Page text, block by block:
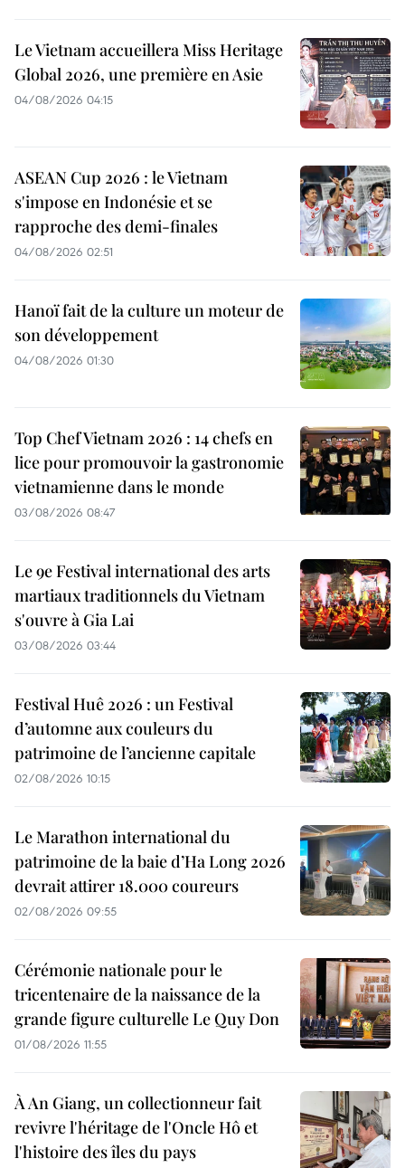
Le Vietnam accueillera Miss Heritage
Global 2026, une première en Asie
04/08/2026 04:15
ASEAN Cup 2026 : le Vietnam
s'impose en Indonésie et se
rapproche des demi-finales
04/08/2026 02:51
Hanoï fait de la culture un moteur de
son développement
04/08/2026 01:30
Top Chef Vietnam 2026 : 14 chefs en
lice pour promouvoir la gastronomie
vietnamienne dans le monde
03/08/2026 08:47
Le 9e Festival international des arts
martiaux traditionnels du Vietnam
s'ouvre à Gia Lai
03/08/2026 03:44
Festival Huê 2026 : un Festival
d’automne aux couleurs du
patrimoine de l’ancienne capitale
02/08/2026 10:15
Le Marathon international du
patrimoine de la baie d’Ha Long 2026
devrait attirer 18.000 coureurs
02/08/2026 09:55
Cérémonie nationale pour le
tricentenaire de la naissance de la
grande figure culturelle Le Quy Don
01/08/2026 11:55
À An Giang, un collectionneur fait
revivre l'héritage de l'Oncle Hô et
l'histoire des îles du pays